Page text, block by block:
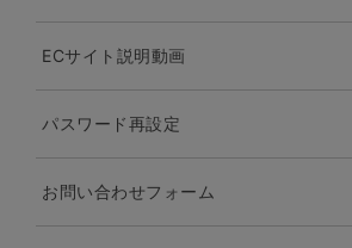
ECサイト説明動画
パスワード再設定
お問い合わせフォーム